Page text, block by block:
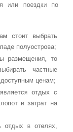
или поездки по
стоит выбрать
полуострова;
размещения, то
частные
ценам;
отдых с
и затрат на
отдых в отелях,